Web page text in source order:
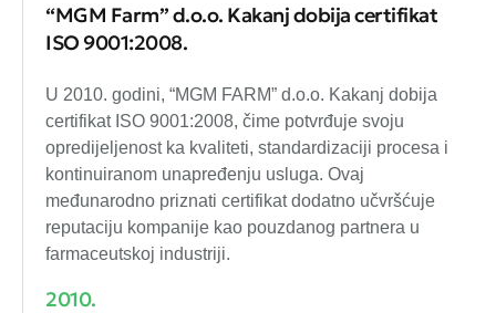
“MGM Farm” d.o.o. Kakanj dobija certifikat
ISO 9001:2008.
U 2010. godini, “MGM FARM” d.o.o. Kakanj dobija
certifikat ISO 9001:2008, čime potvrđuje svoju
opredijeljenost ka kvaliteti, standardizaciji procesa i
kontinuiranom unapređenju usluga. Ovaj
međunarodno priznati certifikat dodatno učvršćuje
reputaciju kompanije kao pouzdanog partnera u
farmaceutskoj industriji.
2010.